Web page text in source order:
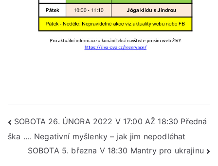
Navigace
pro
SOBOTA 26. ÚNORA 2022 V 17:00 AŽ 18:30 Předná
ška …. Negativní myšlenky – jak jim nepodléhat
SOBOTA 5. března V 18:30 Mantry pro ukrajinu